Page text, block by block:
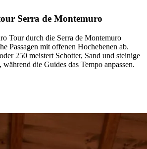
Serra de Montemuro
Tour durch die Serra de Montemuro
Passagen mit offenen Hochebenen ab.
250 meistert Schotter, Sand und steinige
die Guides das Tempo anpassen.